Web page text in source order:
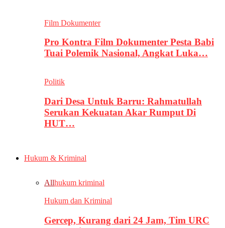
Film Dokumenter
Pro Kontra Film Dokumenter Pesta Babi
Tuai Polemik Nasional, Angkat Luka…
Politik
Dari Desa Untuk Barru: Rahmatullah
Serukan Kekuatan Akar Rumput Di
HUT…
Hukum & Kriminal
Allhukum kriminal
Hukum dan Kriminal
Gercep, Kurang dari 24 Jam, Tim URC